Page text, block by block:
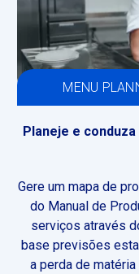
MENU
Planeje e
Gere um mapa de
do Manual de
serviços através
base previsões
a perda de